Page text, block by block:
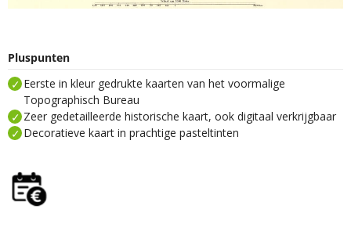
Pluspunten
Eerste in kleur gedrukte kaarten van het voormalige
Topographisch Bureau
Zeer gedetailleerde historische kaart, ook digitaal verkrijgbaar
Decoratieve kaart in prachtige pasteltinten